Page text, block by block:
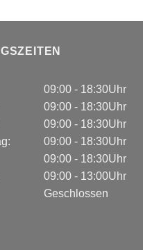
09:00 - 18:30Uhr
09:00 - 18:30Uhr
09:00 - 18:30Uhr
09:00 - 18:30Uhr
09:00 - 18:30Uhr
09:00 - 13:00Uhr
Geschlossen